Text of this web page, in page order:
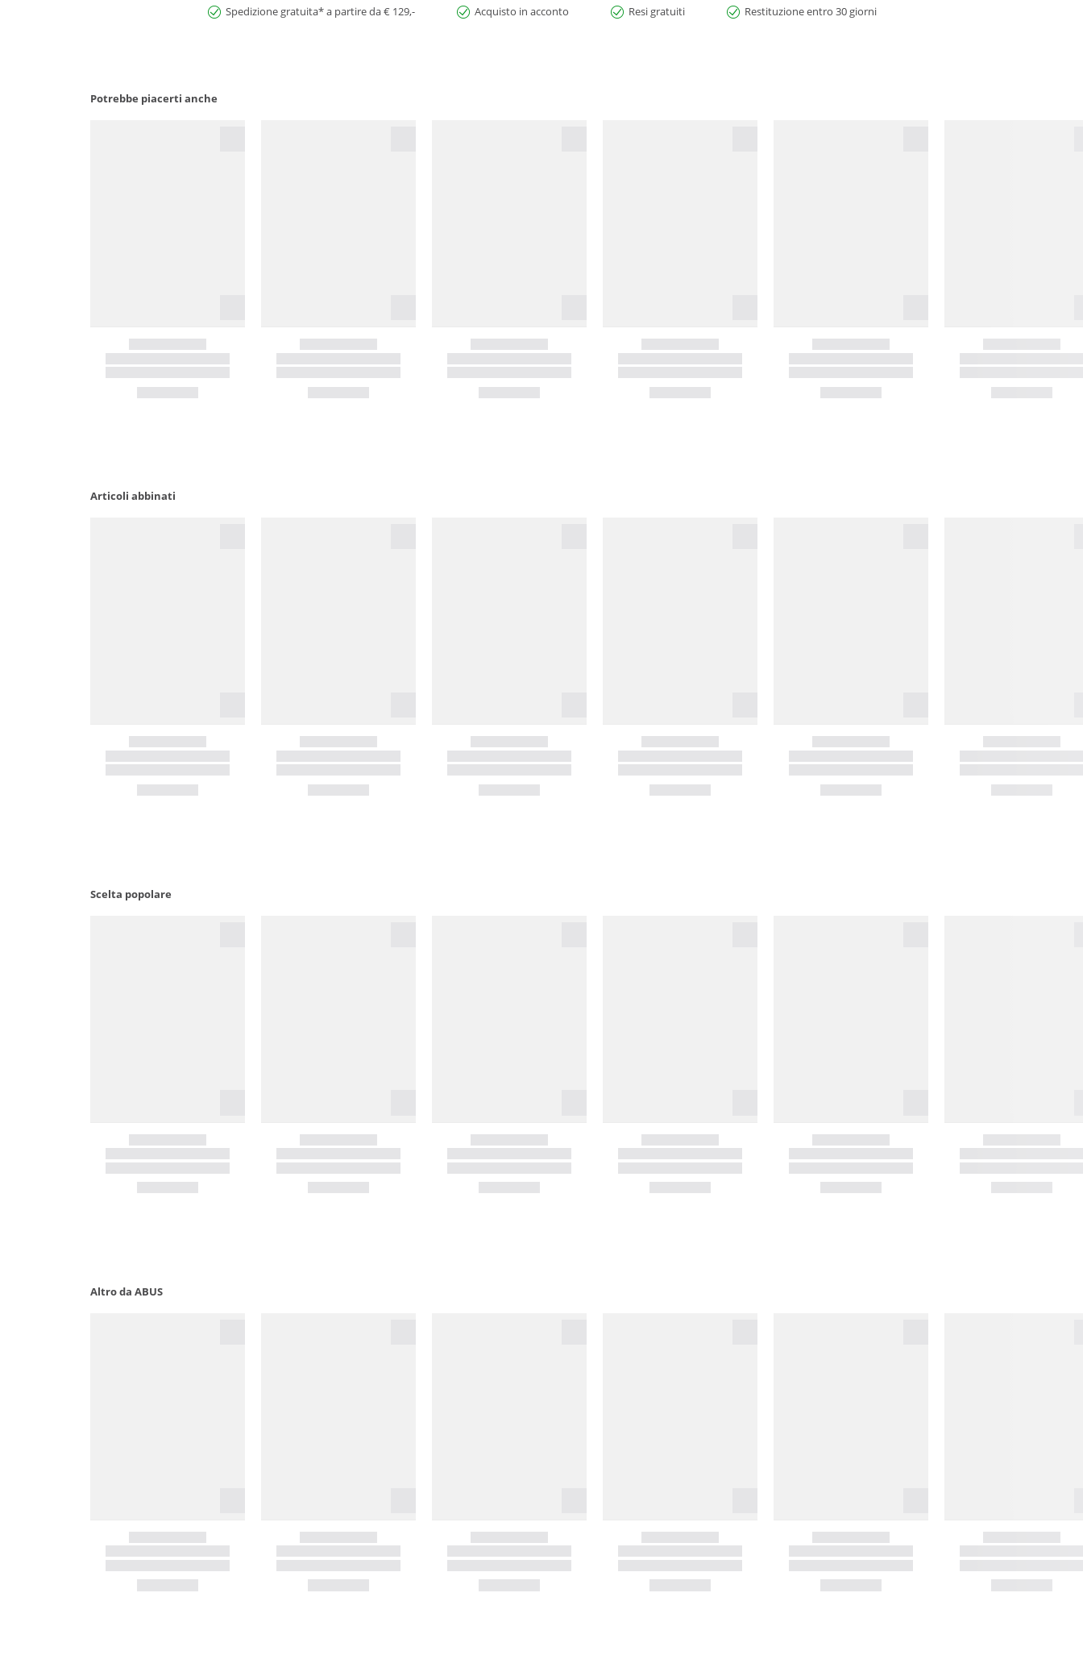
Spedizione gratuita* a partire da € 129,- Acquisto in acconto Resi gratuiti Restituzione entro 30 giorni
Potrebbe piacerti anche
Articoli abbinati
Scelta popolare
Altro da ABUS